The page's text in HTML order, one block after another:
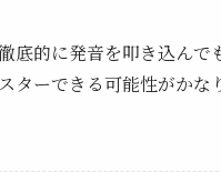
底的に発音を叩き込ん
ーできる可能性がかな